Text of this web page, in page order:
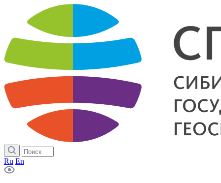
Ru En